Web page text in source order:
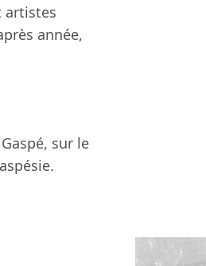
artistes
année,
sur le